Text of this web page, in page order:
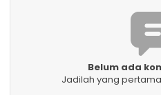
Belum ada
Jadilah yang